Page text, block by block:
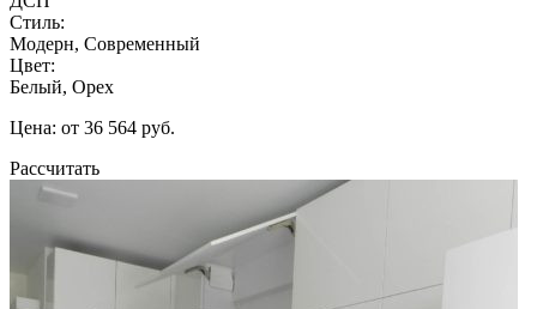
Стиль:
Модерн, Современный
Цвет:
Белый, Орех
Цена: от 36 564 руб.
Рассчитать